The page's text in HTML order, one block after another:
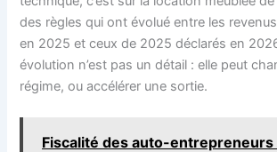
des règles qui ont évolué entre les
en 2025 et ceux de 2025 déclarés en
évolution n’est pas un détail : elle peut
régime, ou accélérer une sortie.
Fiscalité des auto-entrepreneurs